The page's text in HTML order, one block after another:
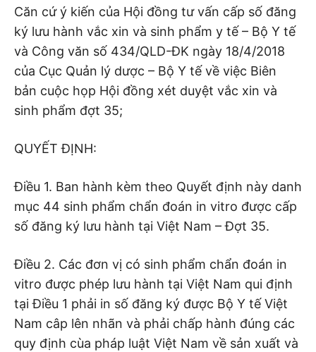
Căn cứ ý kiến của Hội đồng tư vấn cấp số đăng
ký lưu hành vắc xin và sinh phẩm y tế – Bộ Y tế
và Công văn số 434/QLD-ĐK ngày 18/4/2018
của Cục Quản lý dược – Bộ Y tế về việc Biên
bản cuộc họp Hội đồng xét duyệt vắc xin và
sinh phẩm đợt 35;
QUYẾT ĐỊNH:
Điều 1. Ban hành kèm theo Quyết định này danh
mục 44 sinh phẩm chẩn đoán in vitro được cấp
số đăng ký lưu hành tại Việt Nam – Đợt 35.
Điều 2. Các đơn vị có sinh phẩm chẩn đoán in
vitro được phép lưu hành tại Việt Nam qui định
tại Điều 1 phải in số đăng ký được Bộ Y tế Việt
Nam câp lên nhãn và phải chấp hành đúng các
quy định cùa pháp luật Việt Nam về sản xuất và